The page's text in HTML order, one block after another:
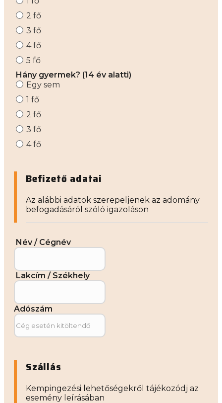
2 fő
3 fő
4 fő
5 fő
Hány gyermek? (14 év alatti)
Egy sem
1 fő
2 fő
3 fő
4 fő
Befizető adatai
Az alábbi adatok szerepeljenek az adomány
befogadásáról szóló igazoláson
Név / Cégnév
Lakcím / Székhely
Adószám
Szállás
Kempingezési lehetőségekről tájékozódj az
esemény leírásában